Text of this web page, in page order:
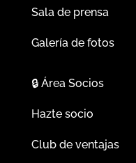
Sala de prensa
Galería de fotos
🔒Área Socios
Hazte socio
Club de ventajas